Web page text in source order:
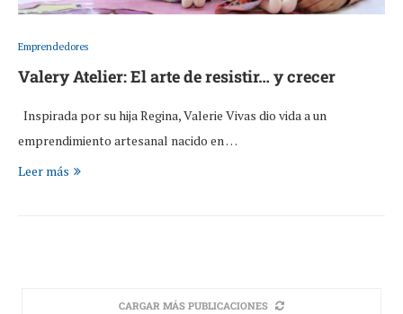
Emprendedores
Valery Atelier: El arte de resistir… y crecer
Inspirada por su hija Regina, Valerie Vivas dio vida a un
emprendimiento artesanal nacido en …
Leer más
CARGAR MÁS PUBLICACIONES